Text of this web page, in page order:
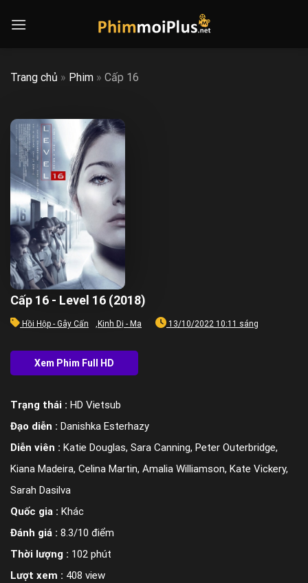
Trang chủ » Phim » Cấp 16
Cấp 16 - Level 16 (2018)
Hồi Hộp - Gây Cấn ,Kinh Dị - Ma 13/10/2022 10:11 sáng
Trạng thái : HD Vietsub
Đạo diễn : Danishka Esterhazy
Diễn viên : Katie Douglas, Sara Canning, Peter Outerbridge,
Kiana Madeira, Celina Martin, Amalia Williamson, Kate Vickery,
Sarah Dasilva
Quốc gia : Khác
Đánh giá : 8.3/10 điểm
Thời lượng : 102 phút
Lượt xem : 408 view